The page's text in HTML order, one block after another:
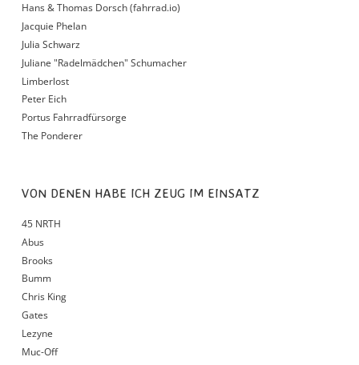
Hans & Thomas Dorsch (fahrrad.io)
Jacquie Phelan
Julia Schwarz
Juliane "Radelmädchen" Schumacher
Limberlost
Peter Eich
Portus Fahrradfürsorge
The Ponderer
VON DENEN HABE ICH ZEUG IM EINSATZ
45 NRTH
Abus
Brooks
Bumm
Chris King
Gates
Lezyne
Muc-Off